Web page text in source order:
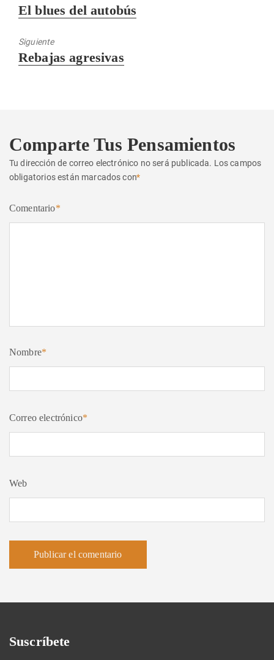
Entrada
El blues del autobús
Siguiente
Entrada
Rebajas agresivas
Comparte Tus Pensamientos
Tu dirección de correo electrónico no será publicada. Los campos
obligatorios están marcados con*
Comentario*
Nombre*
Correo electrónico*
Web
Suscríbete